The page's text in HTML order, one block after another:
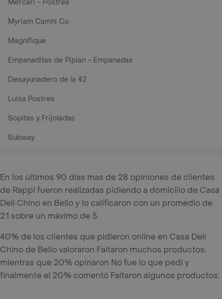
Mercari - Postres
Myriam Camhi Co
Magnifique
Empanaditas de Pipian - Empanadas
Desayunadero de la 42
Luisa Postres
Sopitas y Frijoladas
Subway
En los últimos 90 días mas de 28 opiniones de clientes
de Rappi fueron realizadas pidiendo a domicilio de Casa
Deli Chino en Bello y lo calificaron con un promedio de
2.1 sobre un máximo de 5.
40% de los clientes que pidieron online en Casa Deli
Chino de Bello valoraron Faltaron muchos productos,
mientras que 20% opinaron No fue lo que pedí y
finalmente el 20% comentó Faltaron algunos productos.